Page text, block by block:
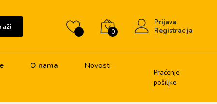
0
Prijava
Registracija
O nama Novosti
Praćenje
pošiljke